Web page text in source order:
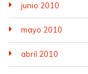
junio 2010
mayo 2010
abril 2010